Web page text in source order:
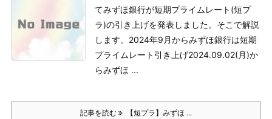
てみずほ銀行が短期プライムレート(短プ
ラ)の引き上げを発表しました。そこで解説
します。 2024年9月からみずほ銀行は短期
プライムレート引き上げ2024.09.02(月)か
らみずほ ...
記事を読む 【短プラ】みずほ ...